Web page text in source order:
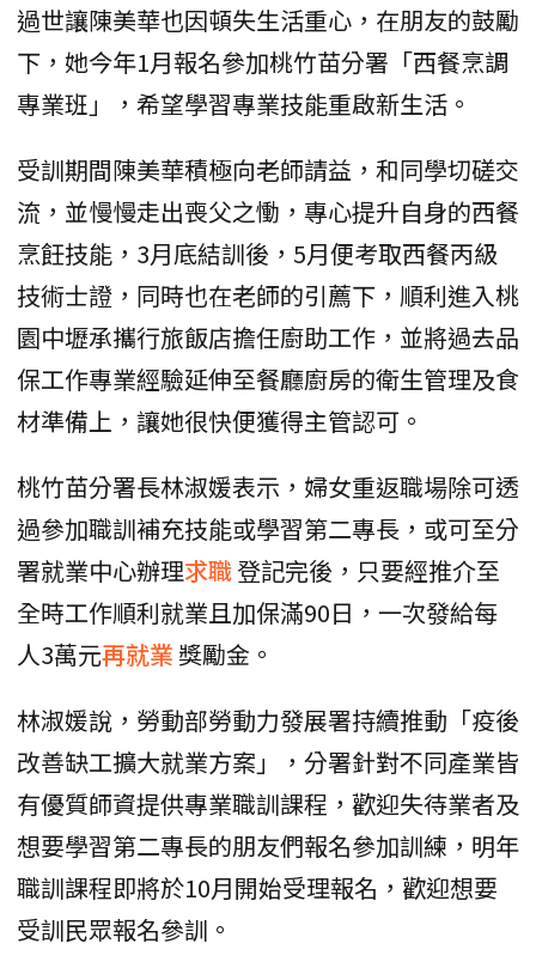
過世讓陳美華也因頓失生活重心，在朋友的鼓勵
下，她今年1月報名參加桃竹苗分署「西餐烹調
專業班」，希望學習專業技能重啟新生活。
受訓期間陳美華積極向老師請益，和同學切磋交
流，並慢慢走出喪父之慟，專心提升自身的西餐
烹飪技能，3月底結訓後，5月便考取西餐丙級
技術士證，同時也在老師的引薦下，順利進入桃
園中壢承攜行旅飯店擔任廚助工作，並將過去品
保工作專業經驗延伸至餐廳廚房的衛生管理及食
材準備上，讓她很快便獲得主管認可。
桃竹苗分署長林淑媛表示，婦女重返職場除可透
過參加職訓補充技能或學習第二專長，或可至分
署就業中心辦理求職登記完後，只要經推介至
全時工作順利就業且加保滿90日，一次發給每
人3萬元再就業 獎勵金。
林淑媛說，勞動部勞動力發展署持續推動「疫後
改善缺工擴大就業方案」，分署針對不同產業皆
有優質師資提供專業職訓課程，歡迎失待業者及
想要學習第二專長的朋友們報名參加訓練，明年
職訓課程即將於10月開始受理報名，歡迎想要
受訓民眾報名參訓。